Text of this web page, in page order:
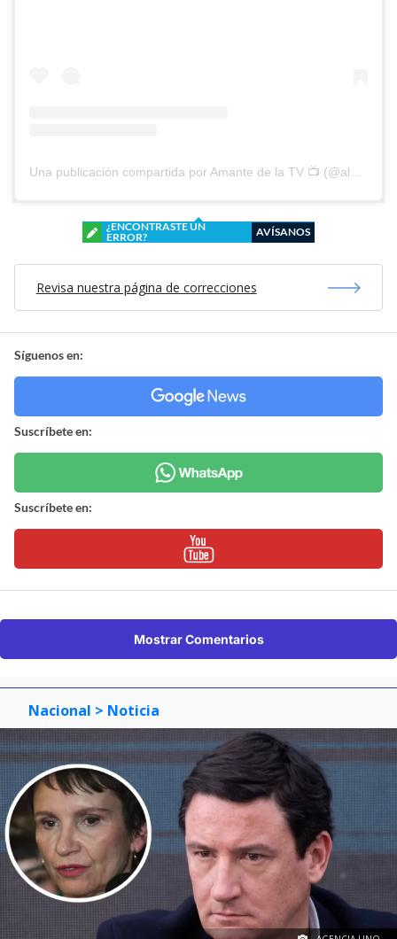
Una publicación compartida por Amante de la TV 📺 (@alguien_te_observa)
¿ENCONTRASTE UN
ERROR?
AVÍSANOS
Revisa nuestra página de correcciones
Síguenos en:
Suscríbete en:
Suscríbete en:
Mostrar Comentarios
Nacional > Noticia